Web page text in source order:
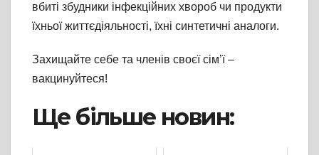
вбиті збудники інфекційних хвороб чи продукти
їхньої життєдіяльності, їхні синтетичні аналоги.
Захищайте себе та членів своєї сім’ї –
вакцинуйтеся!
Ще більше новин: